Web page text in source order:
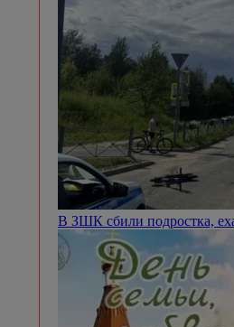
В ЗШК сбили подростка,